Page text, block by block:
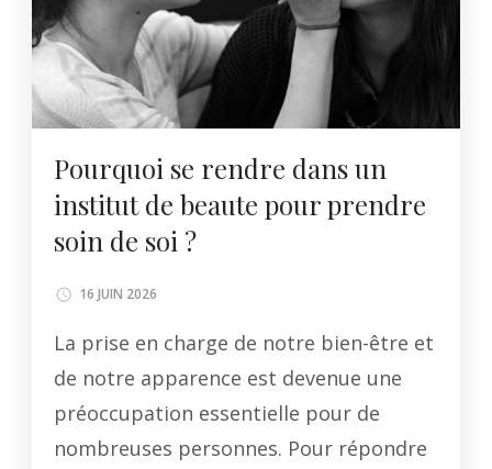
Pourquoi se rendre dans un
institut de beaute pour prendre
soin de soi ?
16 JUIN 2026
La prise en charge de notre bien-être et
de notre apparence est devenue une
préoccupation essentielle pour de
nombreuses personnes. Pour répondre